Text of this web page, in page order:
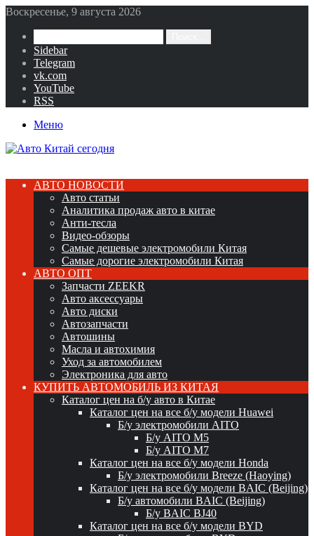
Воскресенье, 9 августа 2026
Sidebar
Telegram
vk.com
YouTube
RSS
Меню
АВТО НОВОСТИ
Авто статьи
Аналитика продаж авто в китае
Анти-тесла
Видео-обзоры
Самые дешевые электромобили Китая
Самые дорогие электромобили Китая
АВТО ОПТ
Запчасти ZEEKR
Авто аксессуары
Авто диски
Автозапчасти
Автошины
Масла и автохимия
Уход за автомобилем
Электроника для авто
КУПИТЬ АВТОМОБИЛЬ ИЗ КИТАЯ
Каталог цен на б/у авто в Китае
Каталог цен на все б/у модели Huawei
Б/у электромобили AITO
Б/у AITO M5
Б/у AITO M7
Каталог цен на все б/у модели Honda
Б/у электромобили Breeze (Haoying)
Каталог цен на все б/у модели BAIC (Beijing)
Б/у автомобили BAIC (Beijing)
Б/у BAIC BJ40
Каталог цен на все б/у модели BYD